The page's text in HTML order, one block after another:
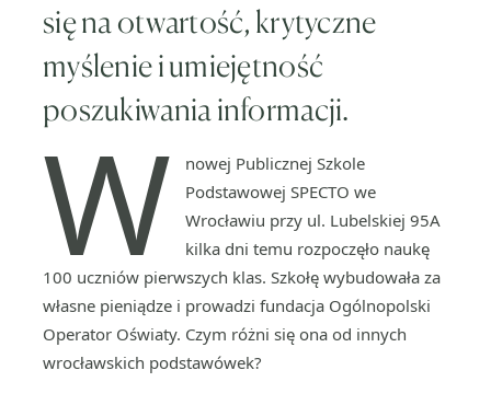
się na otwartość, krytyczne
myślenie i umiejętność
poszukiwania informacji.
W
nowej Publicznej Szkole
Podstawowej SPECTO we
Wrocławiu przy ul. Lubelskiej 95A
kilka dni temu rozpoczęło naukę
100 uczniów pierwszych klas. Szkołę wybudowała za
własne pieniądze i prowadzi fundacja Ogólnopolski
Operator Oświaty. Czym różni się ona od innych
wrocławskich podstawówek?